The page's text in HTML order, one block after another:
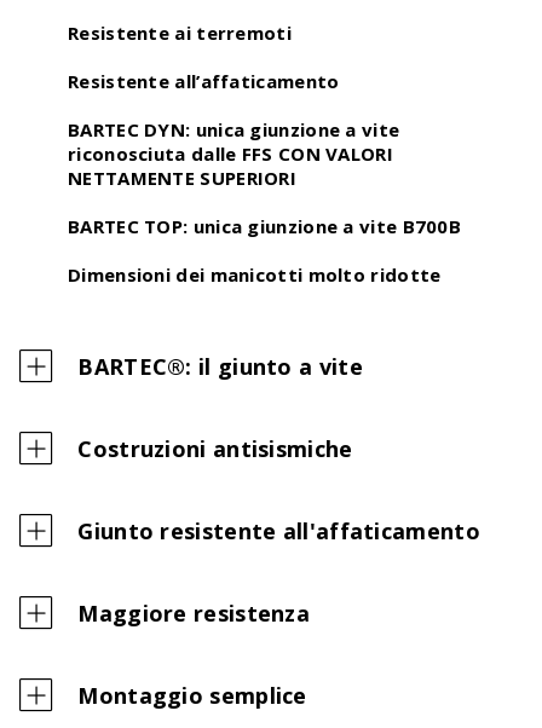
Resistente ai terremoti
Resistente all’affaticamento
BARTEC DYN: unica giunzione a vite
riconosciuta dalle FFS CON VALORI
NETTAMENTE SUPERIORI
BARTEC TOP: unica giunzione a vite B700B
Dimensioni dei manicotti molto ridotte
BARTEC®: il giunto a vite
Costruzioni antisismiche
Giunto resistente all'affaticamento
Maggiore resistenza
Montaggio semplice